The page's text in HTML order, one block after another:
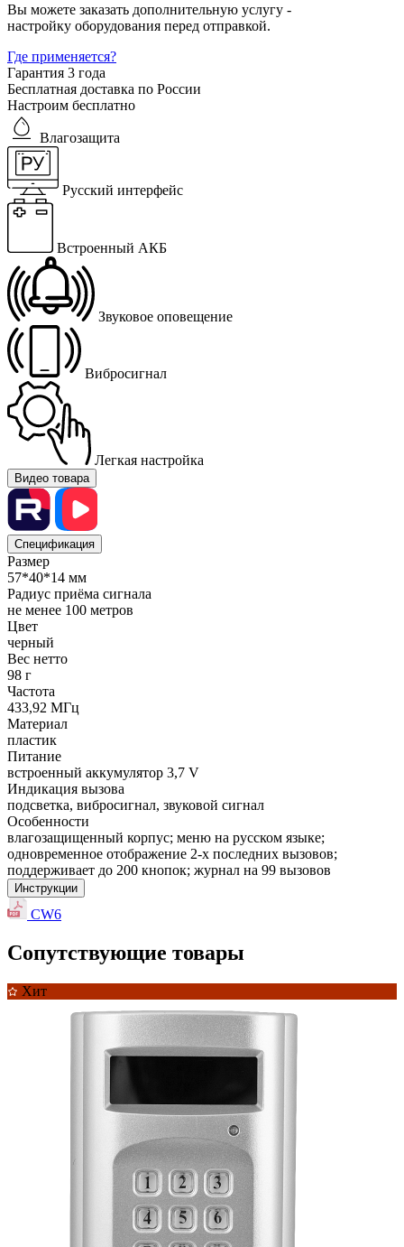
Вы можете заказать дополнительную услугу -
настройку оборудования перед отправкой.
Где применяется?
Гарантия 3 года
Бесплатная доставка по России
Настроим бесплатно
Влагозащита
Русский интерфейс
Встроенный АКБ
Звуковое оповещение
Вибросигнал
Легкая настройка
Видео товара
Спецификация
Размер
57*40*14 мм
Радиус приёма сигнала
не менее 100 метров
Цвет
черный
Вес нетто
98 г
Частота
433,92 МГц
Материал
пластик
Питание
встроенный аккумулятор 3,7 V
Индикация вызова
подсветка, вибросигнал, звуковой сигнал
Особенности
влагозащищенный корпус; меню на русском языке;
одновременное отображение 2-х последних вызовов;
поддерживает до 200 кнопок; журнал на 99 вызовов
Инструкции
CW6
Сопутствующие товары
Хит